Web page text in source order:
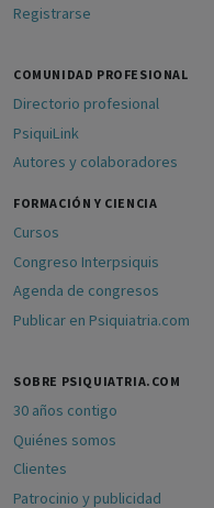
Registrarse
COMUNIDAD PROFESIONAL
Directorio profesional
PsiquiLink
Autores y colaboradores
FORMACIÓN Y CIENCIA
Cursos
Congreso Interpsiquis
Agenda de congresos
Publicar en Psiquiatria.com
SOBRE PSIQUIATRIA.COM
30 años contigo
Quiénes somos
Clientes
Patrocinio y publicidad